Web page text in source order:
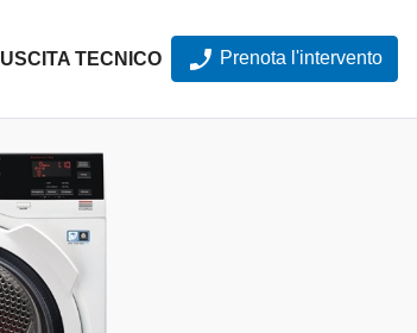
USCITA TECNICO Prenota l'intervento